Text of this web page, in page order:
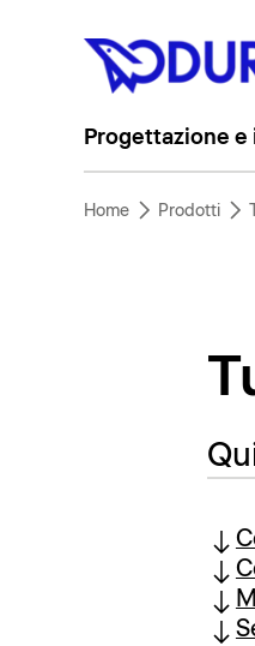
Progettazione e
Home Prodotti